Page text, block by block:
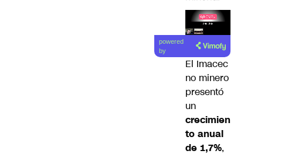
Lea el
artículo
powered
by
El Imacec
no minero
presentó
un
crecimien
to anual
de 1,7%,